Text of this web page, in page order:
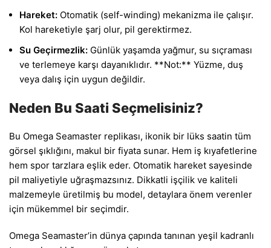
Hareket: Otomatik (self-winding) mekanizma ile çalışır.
Kol hareketiyle şarj olur, pil gerektirmez.
Su Geçirmezlik: Günlük yaşamda yağmur, su sıçraması
ve terlemeye karşı dayanıklıdır. **Not:** Yüzme, duş
veya dalış için uygun değildir.
Neden Bu Saati Seçmelisiniz?
Bu Omega Seamaster replikası, ikonik bir lüks saatin tüm
görsel şıklığını, makul bir fiyata sunar. Hem iş kıyafetlerine
hem spor tarzlara eşlik eder. Otomatik hareket sayesinde
pil maliyetiyle uğraşmazsınız. Dikkatli işçilik ve kaliteli
malzemeyle üretilmiş bu model, detaylara önem verenler
için mükemmel bir seçimdir.
Omega Seamaster’in dünya çapında tanınan yeşil kadranlı